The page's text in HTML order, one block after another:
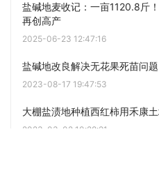
盐碱地麦收记：一亩1120.8斤
再创高产
2025-06-23 12:47:16
盐碱地改良解决无花果死苗问题
2023-08-17 19:47:53
大棚盐渍地种植西红柿用禾康
2023-03-02 10:28:21